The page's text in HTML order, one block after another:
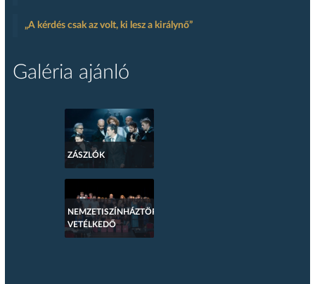
„A kérdés csak az volt, ki lesz a királynő”
Galéria ajánló
ZÁSZLÓK
NEMZETISZÍNHÁZTÖRTÉNETI
VETÉLKEDŐ